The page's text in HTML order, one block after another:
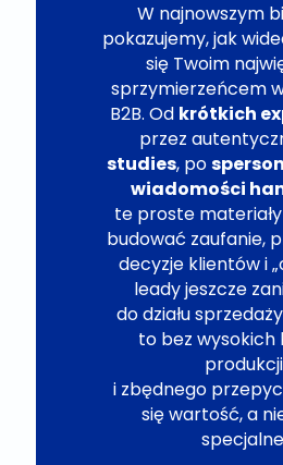
W najnowszym
pokazujemy, jak
się Twoim
sprzymierzeńcem
B2B. Od krótkich
przez
studies, po
wiadomości
te proste
budować zaufanie,
decyzje klientów i
leady jeszcze
do działu
to bez wysokich
produkcji
i zbędnego
się wartość, a